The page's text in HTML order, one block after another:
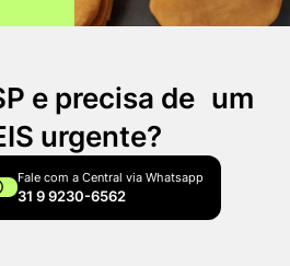
e precisa de um
urgente?
Fale com a Central via Whatsapp
31 9 9230-6562